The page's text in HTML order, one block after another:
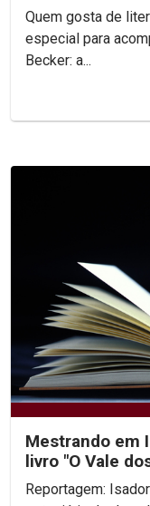
Quem gosta de
especial para
Becker: a...
Mestrando em
livro "O Vale
Outras
Reportagem: